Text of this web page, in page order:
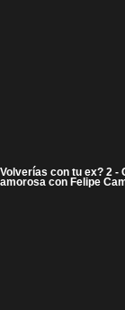
Volverías con tu ex? 2 -
amorosa con Felipe